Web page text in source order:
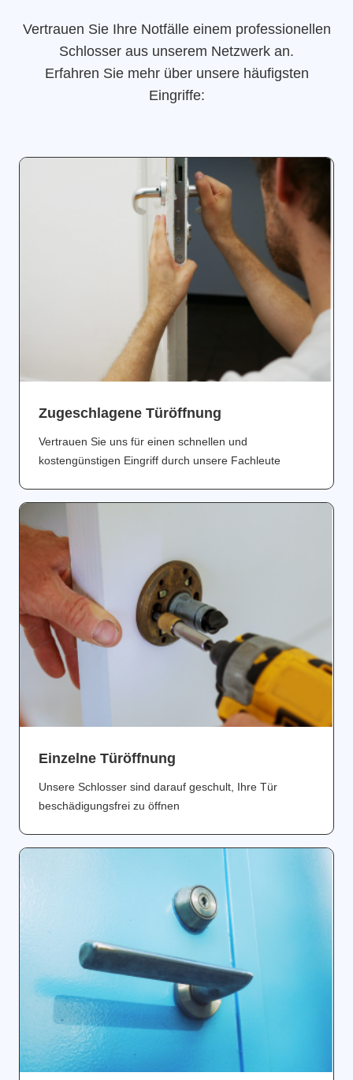
Vertrauen Sie Ihre Notfälle einem professionellen
Schlosser aus unserem Netzwerk an.
Erfahren Sie mehr über unsere häufigsten
Eingriffe:
Zugeschlagene Türöffnung
Vertrauen Sie uns für einen schnellen und
kostengünstigen Eingriff durch unsere Fachleute
Einzelne Türöffnung
Unsere Schlosser sind darauf geschult, Ihre Tür
beschädigungsfrei zu öffnen